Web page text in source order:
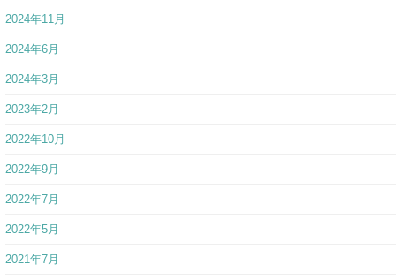
2022年10月
2022年9月
2022年7月
2022年5月
2021年7月
2021年6月
2021年5月
2020年12月
2020年3月